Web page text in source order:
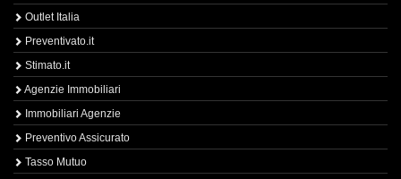
Outlet Italia
Preventivato.it
Stimato.it
Agenzie Immobiliari
Immobiliari Agenzie
Preventivo Assicurato
Tasso Mutuo